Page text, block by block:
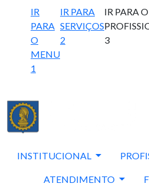
IR
PARA
O
MENU
1
IR PARA
SERVIÇOS
2
IR PARA O
3
INSTITUCIONAL
ATENDIMENTO